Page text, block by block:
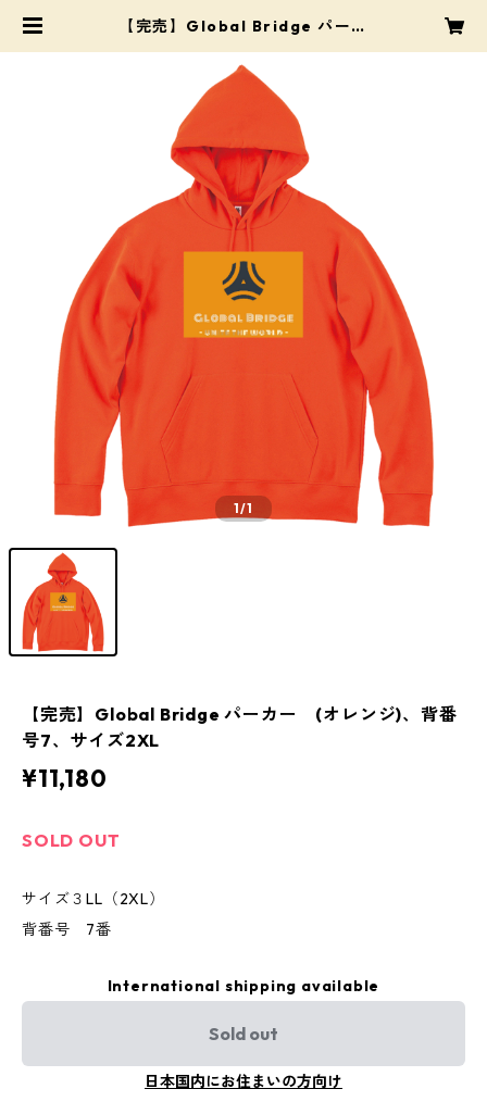
【完売】Global Bridge パーカ
XL | Pro Shop Mats（プロショッ
プ・マツ）
1/1
【完売】Global Bridge パーカー (オレンジ)、背番
号7、サイズ2XL
¥11,180
SOLD OUT
サイズ３LL（2XL）
背番号 7番
International shipping available
Sold out
日本国内にお住まいの方向け